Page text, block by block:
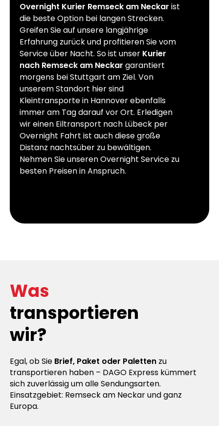
Overnight Kurier Remseck am Neckar ist
die beste Option bei langen Strecken.
Greifen Sie auf unsere langjährige
Erfahrung zurück und profitieren Sie vom
Service über Nacht. So ist unser Kurier
nach Remseck am Neckar garantiert
morgens bei Stuttgart am Ziel. Von
unserem Standort hier sind
Kleintransporte in Hannover ebenfalls
immer am Tag darauf vor Ort. Erledigen
wir einen Eiltransport nach Lübeck per
Overnight Fahrt ist auch diese große
Distanz nachtsüber zu bewältigen.
Nehmen Sie unseren Overnight Service zu
besten Preisen in Anspruch.
Was
transportieren
wir?
Egal, ob Sie Brief, Paket oder Paletten zu
transportieren haben – DAGO Express kümmert
sich zuverlässig um alle Sendungsarten.
Einsatzgebiet: Remseck am Neckar und ganz
Europa.